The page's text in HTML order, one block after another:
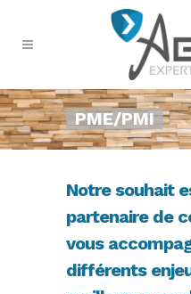
PME/PMI
Notre souhait
partenaire de
vous
différents